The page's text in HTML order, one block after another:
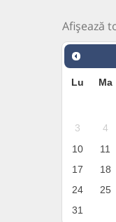
Afișează
Lu Ma
3
4
10
11
17
18
24
25
31